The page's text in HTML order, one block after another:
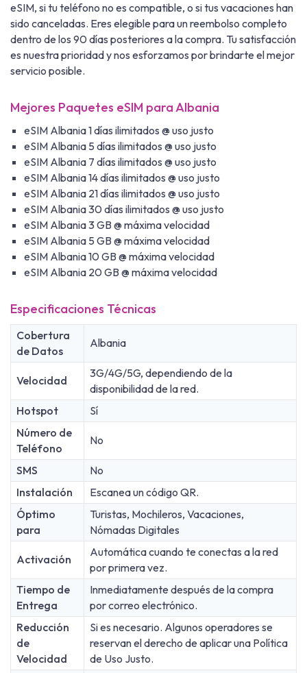
eSIM, si tu teléfono no es compatible, o si tus vacaciones han
sido canceladas. Eres elegible para un reembolso completo
dentro de los 90 días posteriores a la compra. Tu satisfacción
es nuestra prioridad y nos esforzamos por brindarte el mejor
servicio posible.
Mejores Paquetes eSIM para Albania
eSIM Albania 1 días ilimitados @ uso justo
eSIM Albania 5 días ilimitados @ uso justo
eSIM Albania 7 días ilimitados @ uso justo
eSIM Albania 14 días ilimitados @ uso justo
eSIM Albania 21 días ilimitados @ uso justo
eSIM Albania 30 días ilimitados @ uso justo
eSIM Albania 3 GB @ máxima velocidad
eSIM Albania 5 GB @ máxima velocidad
eSIM Albania 10 GB @ máxima velocidad
eSIM Albania 20 GB @ máxima velocidad
Especificaciones Técnicas
Cobertura
de Datos
Albania
Velocidad
3G/4G/5G, dependiendo de la
disponibilidad de la red.
Hotspot
Sí
Número de
Teléfono
No
SMS
No
Instalación
Escanea un código QR.
Óptimo
para
Turistas, Mochileros, Vacaciones,
Nómadas Digitales
Activación
Automática cuando te conectas a la red
por primera vez.
Tiempo de
Entrega
Inmediatamente después de la compra
por correo electrónico.
Reducción
de
Velocidad
Si es necesario. Algunos operadores se
reservan el derecho de aplicar una Política
de Uso Justo.